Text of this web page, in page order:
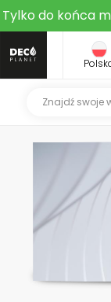
Tylko do końca